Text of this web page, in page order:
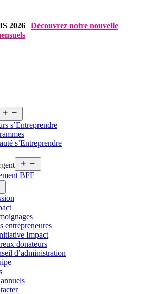
2026 | Découvrez notre nouvelle
le
menu
s’Entreprendre
s’Entreprendre
le
BFF
le
menu
entrepreneures
Impact
donateurs
d’administration